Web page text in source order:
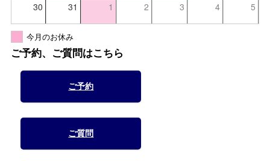
30 31 1 2 3 4 5
今月のお休み
ご予約、ご質問はこちら
ご予約
ご質問